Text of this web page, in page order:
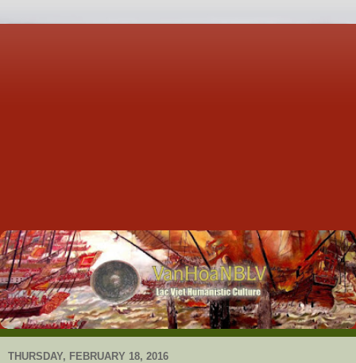
THURSDAY, FEBRUARY 18, 2016